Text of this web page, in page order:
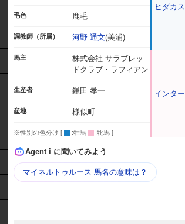
毛色 鹿毛
調教師（所属） 河野 通文(美浦)
馬主
株式会社 サラブレッ
ドクラブ・ラフィアン
生産者 鎌田 孝一
産地 様似町
※性別の色分け [ :牡馬 :牝馬 ]
ヒダカ
インタ
Agent i に聞いてみよう
マイネルトゥルース 馬名の意味は？